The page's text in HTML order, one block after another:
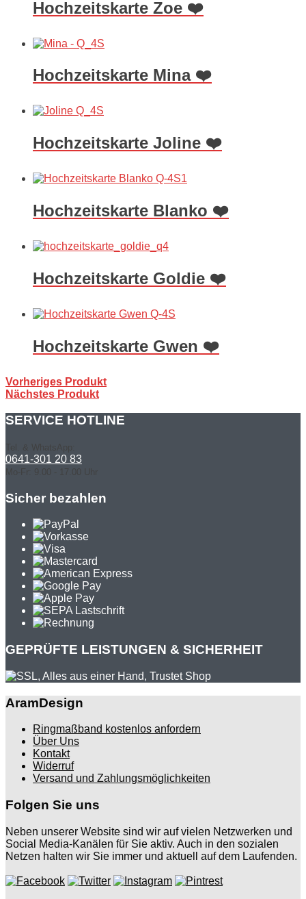
Hochzeitskarte Zoe ❤️
Hochzeitskarte Mina ❤️
Hochzeitskarte Joline ❤️
Hochzeitskarte Blanko ❤️
Hochzeitskarte Goldie ❤️
Hochzeitskarte Gwen ❤️
Vorheriges Produkt
Nächstes Produkt
SERVICE HOTLINE
Tel. & WhatsApp:
0641-301 20 83
Mo-Fr: 9.00 - 17.00 Uhr
Sicher bezahlen
GEPRÜFTE LEISTUNGEN & SICHERHEIT
AramDesign
Ringmaßband kostenlos anfordern
Über Uns
Kontakt
Widerruf
Versand und Zahlungsmöglichkeiten
Folgen Sie uns
Neben unserer Website sind wir auf vielen Netzwerken und
Social Media-Kanälen für Sie aktiv. Auch in den sozialen
Netzen halten wir Sie immer und aktuell auf dem Laufenden.